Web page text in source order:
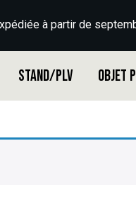
à partir de
Stand/PLV Objet